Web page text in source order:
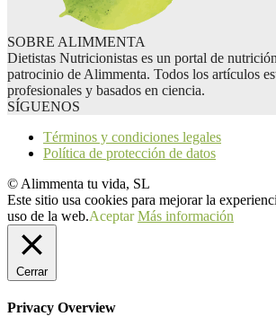
SOBRE ALIMMENTA
Dietistas Nutricionistas es un portal de
patrocinio de Alimmenta. Todos los artículos
profesionales y basados en ciencia.
SÍGUENOS
Términos y condiciones legales
Política de protección de datos
© Alimmenta tu vida, SL
Este sitio usa cookies para mejorar la
uso de la web.Aceptar Más información
Cerrar
Privacy Overview